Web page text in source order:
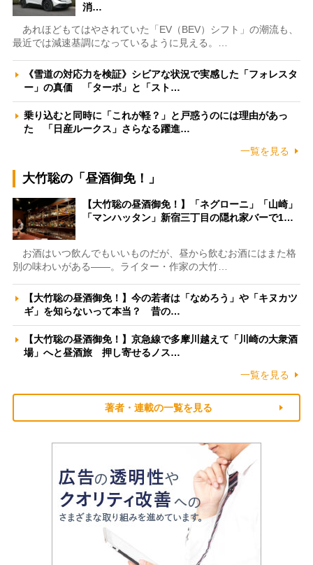
消…
あれほどもてはやされていた「EV（BEV）シフト」の潮流も、
最近では減速基調になっているように見える。…
《雪道の対応力を検証》シビアな状況で実感した「フォレスタ
ー」の真価 「ターボ」と「スト…
乗り込むと同時に「これが軽？」と戸惑うのには理由があっ
た 「日産ルークス」さらなる躍進…
一覧を見る
大竹聡の「昼酒御免！」
【大竹聡の昼酒御免！】「ネグローニ」「山崎」
「マンハッタン」新宿三丁目の隠れ家バーで1…
お酒はいつ飲んでもいいものだが、昼から飲むお酒にはまた格
別の味わいがある――。ライター・作家の大竹…
【大竹聡の昼酒御免！】今の若者は「なめろう」や「キヌカツ
ギ」を知らないって本当？ 昔の…
【大竹聡の昼酒御免！】京急線で多摩川越えて「川崎の大衆酒
場」へと昼酒旅 押し寄せるノス…
一覧を見る
著者・連載の一覧を見る